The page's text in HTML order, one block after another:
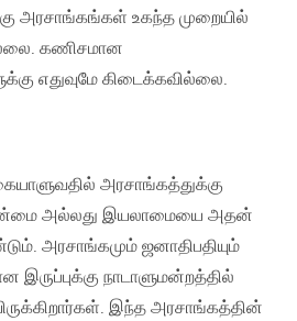
அரசாங்கங்கள் உகந்த முறையில்
கணிசமான
எதுவுமே கிடைக்கவில்லை.
அரசாங்கத்துக்கு
அல்லது இயலாமையை அதன்
அரசாங்கமும் ஜனாதிபதியும்
நாடாளுமன்றத்தில்
இந்த அரசாங்கத்தின்